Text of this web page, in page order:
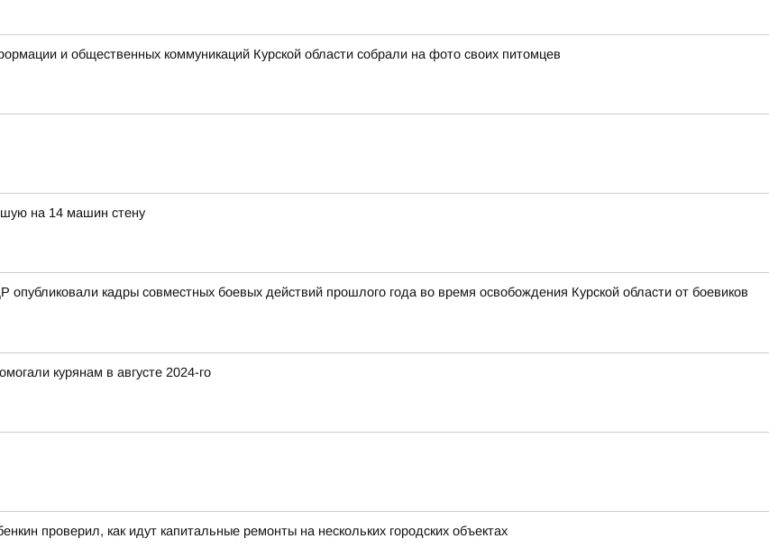
и общественных коммуникаций Курской области собрали на фото своих питомцев
на 14 машин стену
кадры совместных боевых действий прошлого года во время освобождения Курской области от боевиков
курянам в августе 2024-го
проверил, как идут капитальные ремонты на нескольких городских объектах